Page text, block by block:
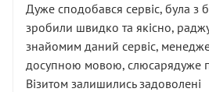
Дуже сподобався сервіс, була з
зробили швидко та якісно,
знайомим даний сервіс,
досупною мовою, слюсарядуже
Візитом залишились задоволені